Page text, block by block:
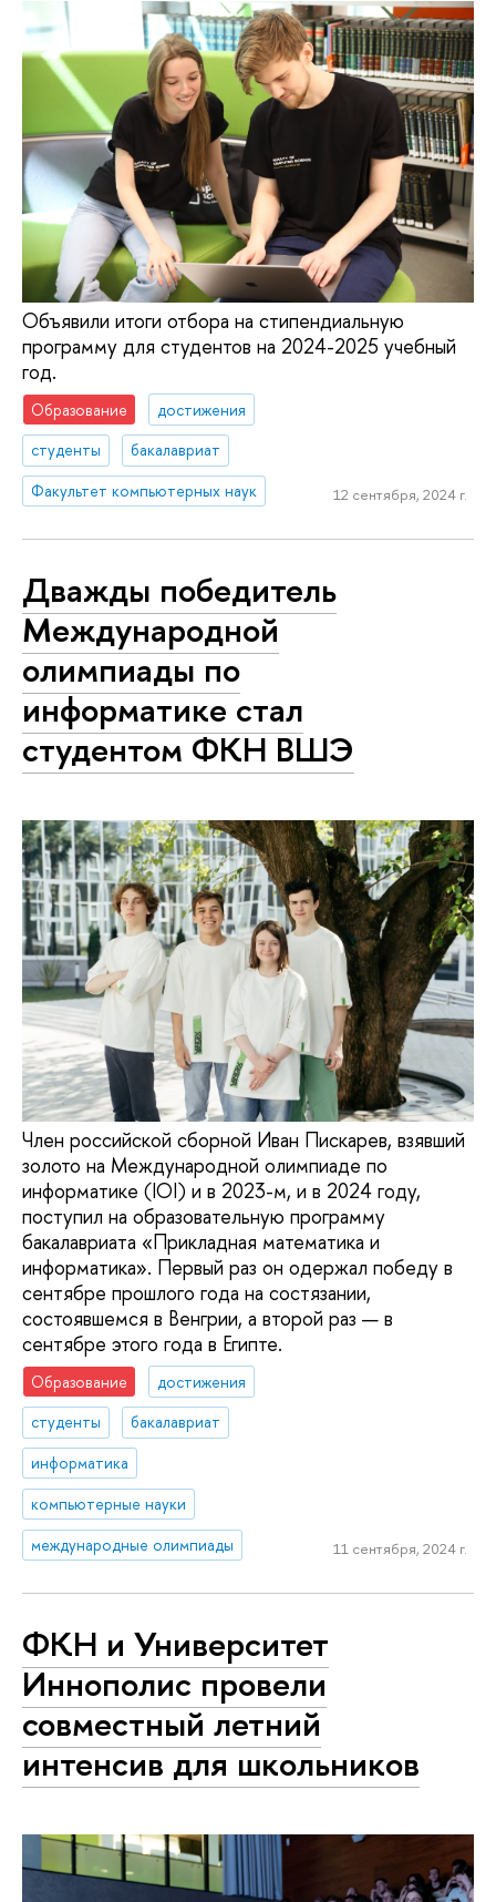
Объявили итоги отбора на стипендиальную
программу для студентов на 2024-2025 учебный
год.
Образование
достижения
студенты
бакалавриат
Факультет компьютерных наук
12 сентября, 2024 г.
Дважды победитель
Международной
олимпиады по
информатике стал
студентом ФКН ВШЭ
Член российской сборной Иван Пискарев, взявший
золото на Международной олимпиаде по
информатике (IOI) и в 2023-м, и в 2024 году,
поступил на образовательную программу
бакалавриата «Прикладная математика и
информатика». Первый раз он одержал победу в
сентябре прошлого года на состязании,
состоявшемся в Венгрии, а второй раз — в
сентябре этого года в Египте.
Образование
достижения
студенты
бакалавриат
информатика
компьютерные науки
международные олимпиады
11 сентября, 2024 г.
ФКН и Университет
Иннополис провели
совместный летний
интенсив для школьников